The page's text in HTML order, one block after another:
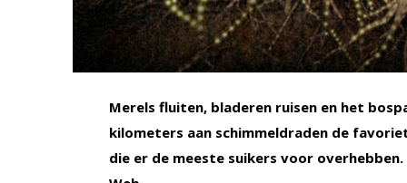
Merels fluiten, bladeren ruisen en het
kilometers aan schimmeldraden de
die er de meeste suikers voor